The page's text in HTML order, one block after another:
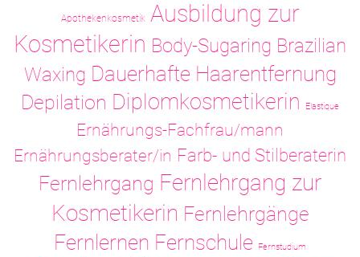
Apothekenkosmetik Ausbildung zur
Kosmetikerin Body-Sugaring Brazilian
Waxing Dauerhafte Haarentfernung
Depilation Diplomkosmetikerin Elastique
Ernährungs-Fachfrau/mann
Ernährungsberater/in Farb- und Stilberaterin
Fernlehrgang Fernlehrgang zur
Kosmetikerin Fernlehrgänge
Fernlernen Fernschule Fernstudium